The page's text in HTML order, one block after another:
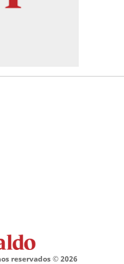
reservados ©2026